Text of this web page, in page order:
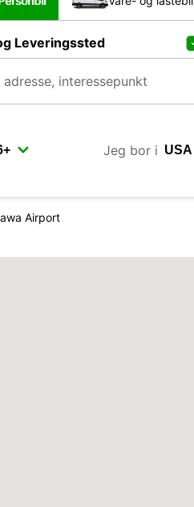
Leveringssted
Jeg bor i
Airport